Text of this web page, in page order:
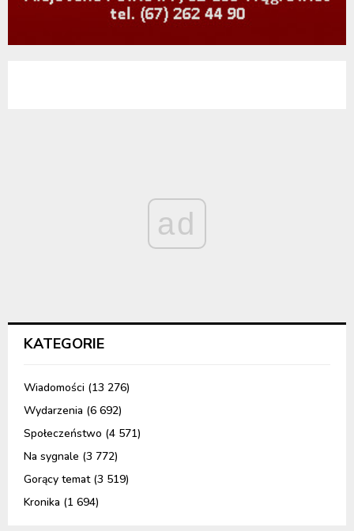
ad
KATEGORIE
Wiadomości (13 276)
Wydarzenia (6 692)
Społeczeństwo (4 571)
Na sygnale (3 772)
Gorący temat(3 519)
Kronika (1 694)